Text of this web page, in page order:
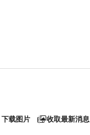
下载图片 收取最新消息